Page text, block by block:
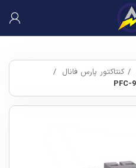
کنتاکتور پارس فانال